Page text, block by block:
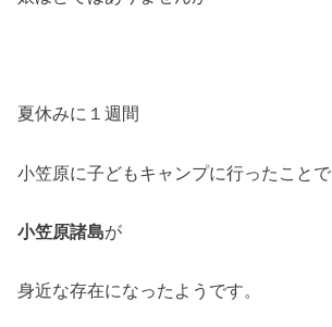
夏休みに１週間
小笠原に子どもキャンプに行ったことで
小笠原諸島が
身近な存在になったようです。